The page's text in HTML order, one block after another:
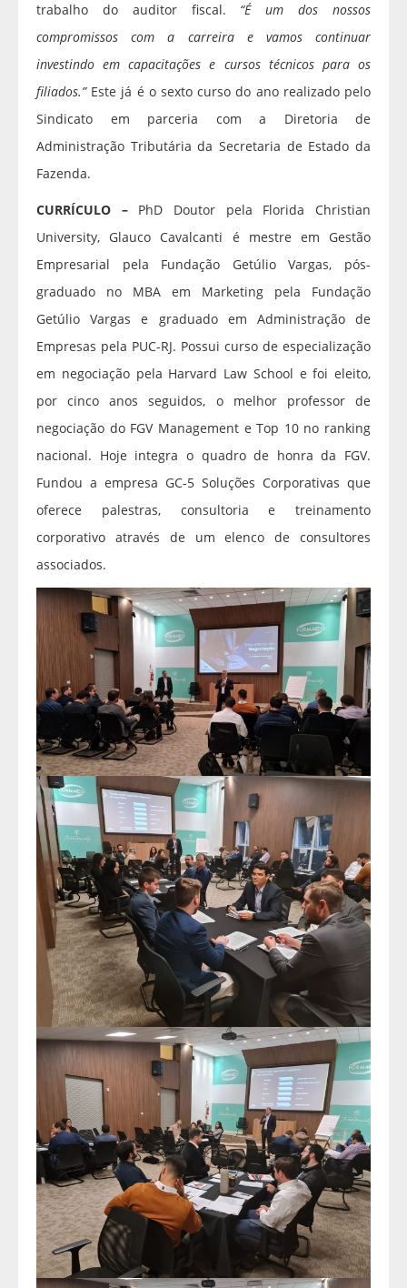
trabalho do auditor fiscal. “É um dos nossos
compromissos com a carreira e vamos continuar
investindo em capacitações e cursos técnicos para os
filiados.”Este já é o sexto curso do ano realizado pelo
Sindicato em parceria com a Diretoria de
Administração Tributária da Secretaria de Estado da
Fazenda.
CURRÍCULO –PhD Doutor pela Florida Christian
University, Glauco Cavalcanti é mestre em Gestão
Empresarial pela Fundação Getúlio Vargas, pós-
graduado no MBA em Marketing pela Fundação
Getúlio Vargas e graduado em Administração de
Empresas pela PUC-RJ. Possui curso de especialização
em negociação pela Harvard Law School e foi eleito,
por cinco anos seguidos, o melhor professor de
negociação do FGV Management e Top 10 no ranking
nacional. Hoje integra o quadro de honra da FGV.
Fundou a empresa GC-5 Soluções Corporativas que
oferece palestras, consultoria e treinamento
corporativo através de um elenco de consultores
associados.